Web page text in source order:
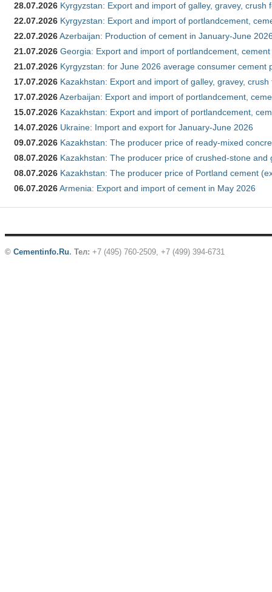
28.07.2026 Kyrgyzstan: Export and import of galley, gravey,
22.07.2026 Kyrgyzstan: Export and import of portlandcement,
22.07.2026Azerbaijan: Production of cement in January-June
21.07.2026 Georgia: Export and import of portlandcement,
21.07.2026 Kyrgyzstan: for June 2026 average consumer cement
17.07.2026 Kazakhstan: Export and import of galley, gravey,
17.07.2026Azerbaijan: Export and import of portlandcement,
15.07.2026 Kazakhstan: Export and import of portlandcement,
14.07.2026 Ukraine: Import and export for January-June 2026
09.07.2026 Kazakhstan: The producer price of ready-mixed
08.07.2026 Kazakhstan: The producer price of crushed-stone and
08.07.2026 Kazakhstan: The producer price of Portland cement
06.07.2026Armenia: Export and import of cement in May 2026
© Cementinfo.Ru. Тел: +7 (495) 760-2509, +7 (499) 394-6731